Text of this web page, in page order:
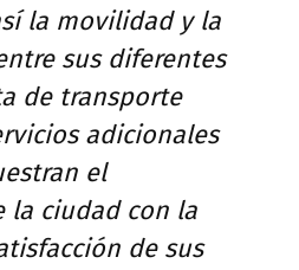
la movilidad y la
sus diferentes
de transporte
adicionales
el
la ciudad con la
de sus